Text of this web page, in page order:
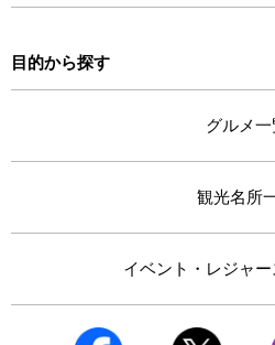
目的から探す
グルメ一
観光名所
イベント・レジャ